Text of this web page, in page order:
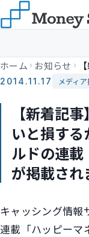
ホーム お知らせ
2014.11.17 メディ
【新着記
いと損す
ルドの連載
が掲載され
キャッシング情報
連載「ハッピーマ